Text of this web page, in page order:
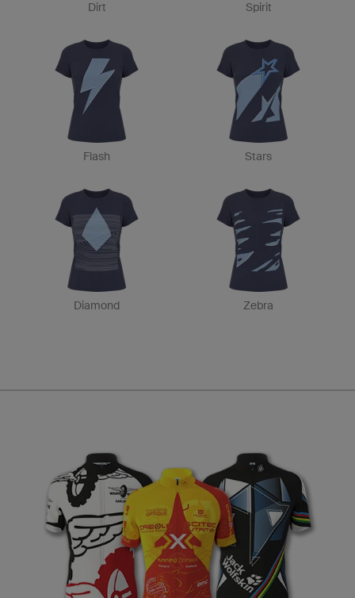
Dirt Spirit
Flash Stars
Diamond Zebra